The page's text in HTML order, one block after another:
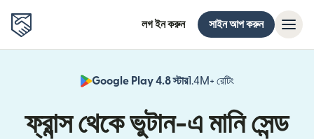
লগ ইন করুন সাইন আপ করুন
Google Play 4.8 স্টার1.4M+ রেটিং
ফ্রান্স থেকে ভুটান-এ মানি সেন্ড